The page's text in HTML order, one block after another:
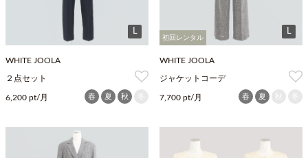
L
WHITE JOOLA
２点セット
6,200 pt/月 春 夏 秋
初回レンタル
L
WHITE JOOLA
ジャケットコーデ
7,700 pt/月 春 夏